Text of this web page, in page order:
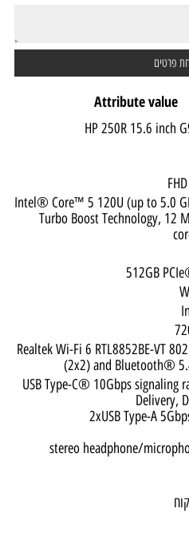
Attribute value
HP 250R 15.6 inch
Intel® Core™ 5 120U (up to 5.0
Turbo Boost Technology, 12
512GB
Realtek Wi-Fi 6 RTL8852BE-VT
(2x2) and Bluetooth®
USB Type-C® 10Gbps signaling
Delivery,
2xUSB Type-A
stereo headphone/